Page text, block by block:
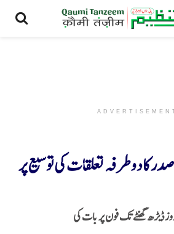
کا دوطرفہ تعلقات کی توسیع پر
ڈیڑھ گھنٹے تک فون پر بات کی